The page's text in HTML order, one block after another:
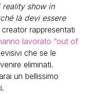
show in
là devi essere
rappresentati
lavorato “out of
che se le
eliminati.
un bellissimo